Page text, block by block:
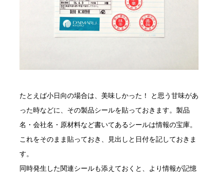
たとえば小日向の場合は、美味しかった！ と思う甘味があ
った時などに、その製品シールを貼っておきます。製品
名・会社名・原材料など書いてあるシールは情報の宝庫。
これをそのまま貼っておき、見出しと日付を記しておきま
す。
同時発生した関連シールも添えておくと、より情報が記憶